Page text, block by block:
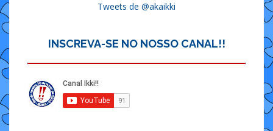
Tweets de @akaikki
INSCREVA-SE NO NOSSO CANAL!!